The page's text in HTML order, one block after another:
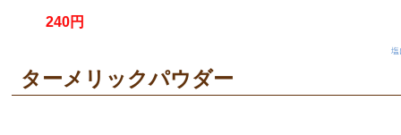
タイニン
240円
塩
ターメリックパウダー